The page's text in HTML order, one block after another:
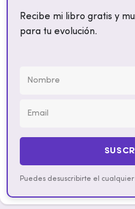
Recibe mi libro gratis y
para tu evolución.
Puedes desuscribirte el